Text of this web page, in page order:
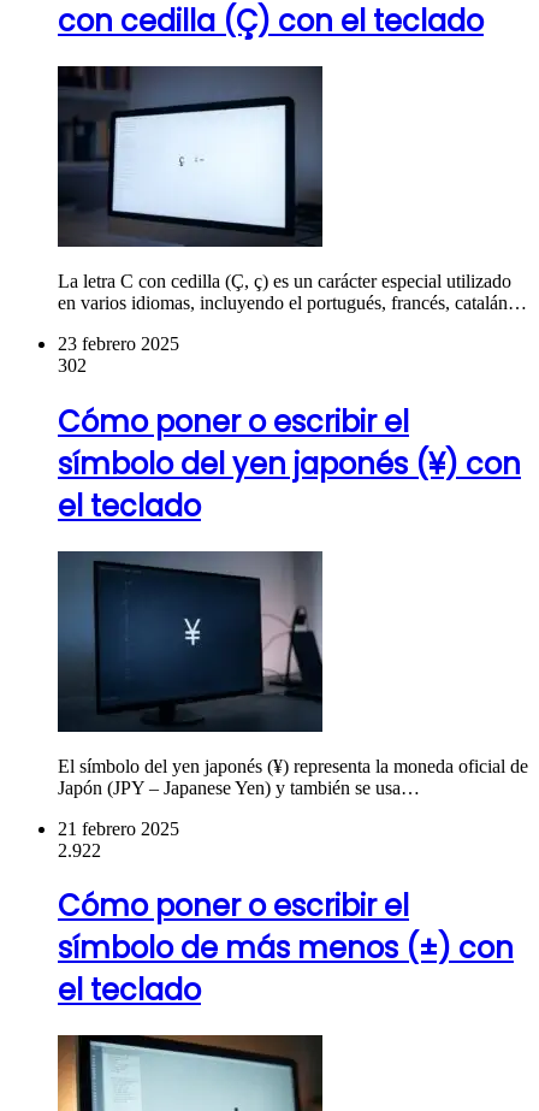
con cedilla (Ç) con el teclado
La letra C con cedilla (Ç, ç) es un carácter especial utilizado
en varios idiomas, incluyendo el portugués, francés, catalán…
23 febrero 2025
302
Cómo poner o escribir el
símbolo del yen japonés (¥) con
el teclado
El símbolo del yen japonés (¥) representa la moneda oficial de
Japón (JPY – Japanese Yen) y también se usa…
21 febrero 2025
2.922
Cómo poner o escribir el
símbolo de más menos (±) con
el teclado